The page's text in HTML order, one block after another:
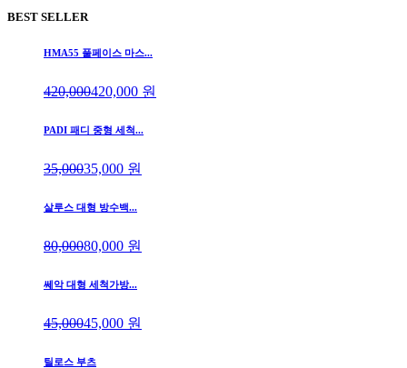
BEST SELLER
HMA55 풀페이스 마스...
420,000420,000 원
PADI 패디 중형 세척...
35,00035,000 원
살루스 대형 방수백...
80,00080,000 원
쎄악 대형 세척가방...
45,00045,000 원
틸로스 부츠